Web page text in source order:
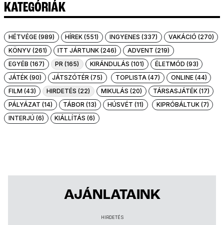
KATEGÓRIÁK
HÉTVÉGE (989) HÍREK (551) INGYENES (337)
VAKÁCIÓ (270)
KÖNYV (261)
ITT JÁRTUNK (246)
ADVENT (219)
EGYÉB (167)
PR (165) KIRÁNDULÁS (101)
ÉLETMÓD (93)
JÁTÉK (90)
JÁTSZÓTÉR (75) TOPLISTA (47)
ONLINE (44)
FILM (43)
HIRDETÉS (22) MIKULÁS (20)
TÁRSASJÁTÉK (17)
PÁLYÁZAT (14)
TÁBOR (13) HÚSVÉT (11)
KIPRÓBÁLTUK (7)
INTERJÚ (6)
KIÁLLÍTÁS (6)
AJÁNLATAINK
HIRDETÉS